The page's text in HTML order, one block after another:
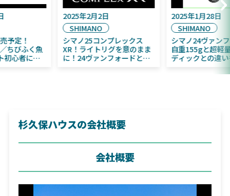
2025年9月16日
2025年11月発売予定！
DAIWA ふく魚／ちびふく魚
はビッグベイト初心者にお
シマノ25コンプレックス
XR！ライトリグを意のまま
に！24ヴァンフォードとの
杉久保ハウスの会社概要
会社概要